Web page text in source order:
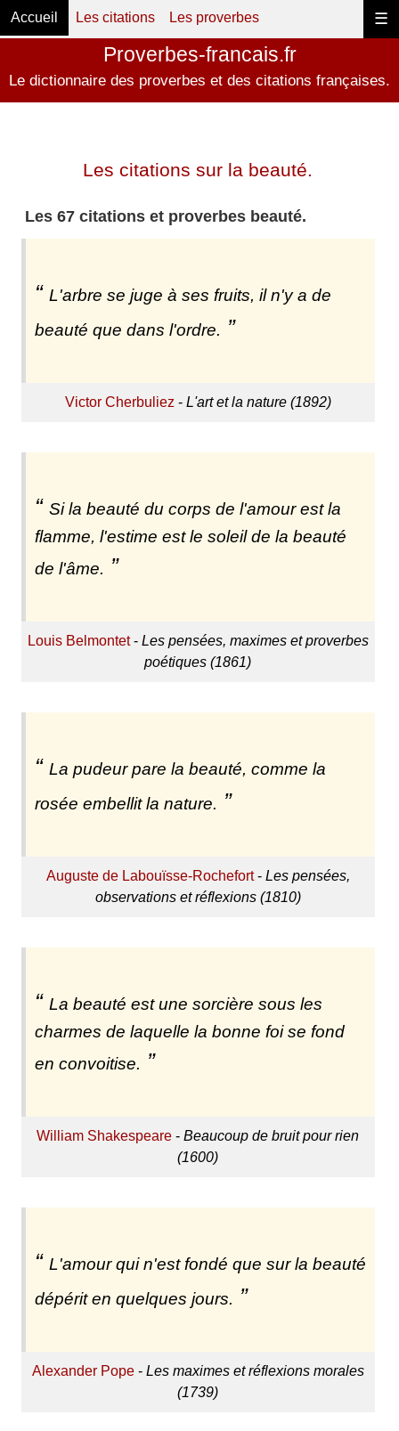
☰
Accueil Les citations Les proverbes
Proverbes-francais.fr
Le dictionnaire des proverbes et des citations françaises.
Les citations sur la beauté.
Les 67 citations et proverbes beauté.
L'arbre se juge à ses fruits, il n'y a de
beauté que dans l'ordre.
Victor Cherbuliez - L'art et la nature (1892)
Si la beauté du corps de l'amour est la
flamme, l'estime est le soleil de la beauté
de l'âme.
Louis Belmontet- Les pensées, maximes et proverbes
poétiques (1861)
La pudeur pare la beauté, comme la
rosée embellit la nature.
Auguste de Labouïsse-Rochefort- Les pensées,
observations et réflexions (1810)
La beauté est une sorcière sous les
charmes de laquelle la bonne foi se fond
en convoitise.
William Shakespeare -Beaucoup de bruit pour rien
(1600)
L'amour qui n'est fondé que sur la beauté
dépérit en quelques jours.
Alexander Pope- Les maximes et réflexions morales
(1739)